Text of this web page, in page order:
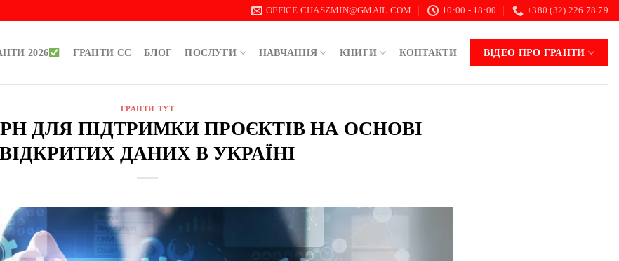
OFFICE.CHASZMIN@GMAIL.COM 10:00 - 18:00 +380 (32) 226 78 79
2026 ГРАНТИ ЄС БЛОГ ПОСЛУГИ НАВЧАННЯ КНИГИ КОНТАКТИ ВІДЕО ПРО ГРАНТИ
ГРАНТИ ТУТ
ГРН ДЛЯ ПІДТРИМКИ ПРОЄКТІВ НА ОСНОВІ
ВІДКРИТИХ ДАНИХ В УКРАЇНІ